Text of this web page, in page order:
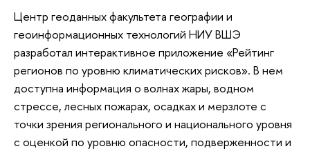
Центр геоданных факультета географии и
геоинформационных технологий НИУ ВШЭ
разработал интерактивное приложение «Рейтинг
регионов по уровню климатических рисков». В нем
доступна информация о волнах жары, водном
стрессе, лесных пожарах, осадках и мерзлоте с
точки зрения регионального и национального уровня
с оценкой по уровню опасности, подверженности и